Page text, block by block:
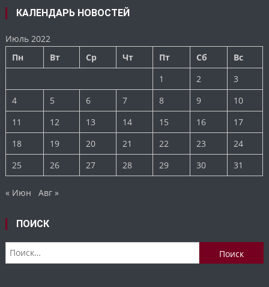
КАЛЕНДАРЬ НОВОСТЕЙ
Июль 2022
Пн
Вт Ср Чт Пт Сб
Вс
1
2
3
4
5 6 7 8 9
10
11
12 13 14 15 16
17
18
19 20 21 22 23
24
25
26 27 28 29 30 31
« Июн Авг »
ПОИСК
Найти: